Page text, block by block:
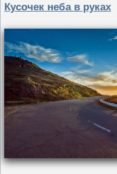
Кусочек неба в руках